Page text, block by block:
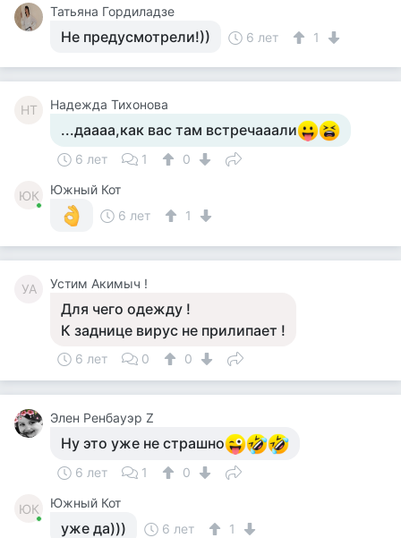
Татьяна Гордиладзе
Не предусмотрели!)) 6 лет 1
НТ Надежда Тихонова
...даааа,как вас там встречааали
6 лет 1 0
ЮК
Южный Кот
6 лет
1
УА Устим Акимыч !
Для чего одежду !
К заднице вирус не прилипает !
6 лет 0 0
Элен Ренбауэр Z
Ну это уже не страшно
6 лет 1 0
ЮК Южный Кот
уже да))) 6 лет 1